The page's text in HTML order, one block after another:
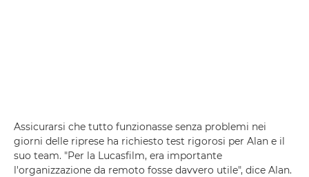
Assicurarsi che tutto funzionasse senza problemi nei
giorni delle riprese ha richiesto test rigorosi per Alan e il
suo team. "Per la Lucasfilm, era importante
l'organizzazione da remoto fosse davvero utile", dice Alan.